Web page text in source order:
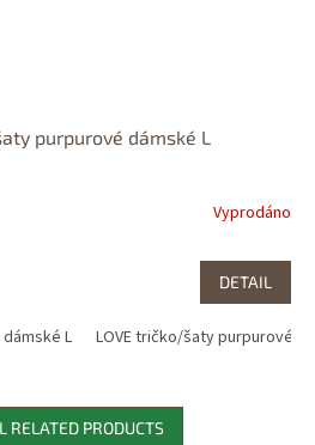
purpurové dámské L
Vyprodáno
DETAIL
L LOVE tričko/šaty purpurové
RELATED PRODUCTS